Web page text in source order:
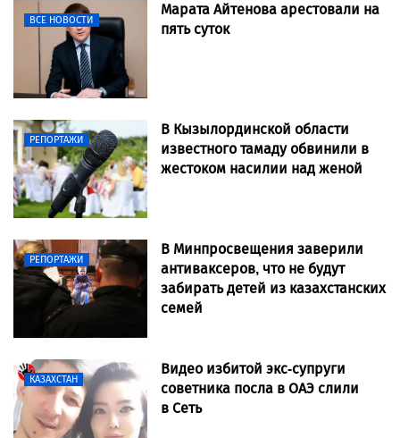
ВСЕ НОВОСТИ
Марата Айтенова арестовали на
пять суток
РЕПОРТАЖИ
В Кызылординской области
известного тамаду обвинили в
жестоком насилии над женой
РЕПОРТАЖИ
В Минпросвещения заверили
антиваксеров, что не будут
забирать детей из казахстанских
семей
КАЗАХСТАН
Видео избитой экс-супруги
советника посла в ОАЭ слили
в Сеть